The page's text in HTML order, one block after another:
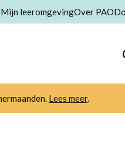
Mijn leeromgevingOver PAO
Lees meer.